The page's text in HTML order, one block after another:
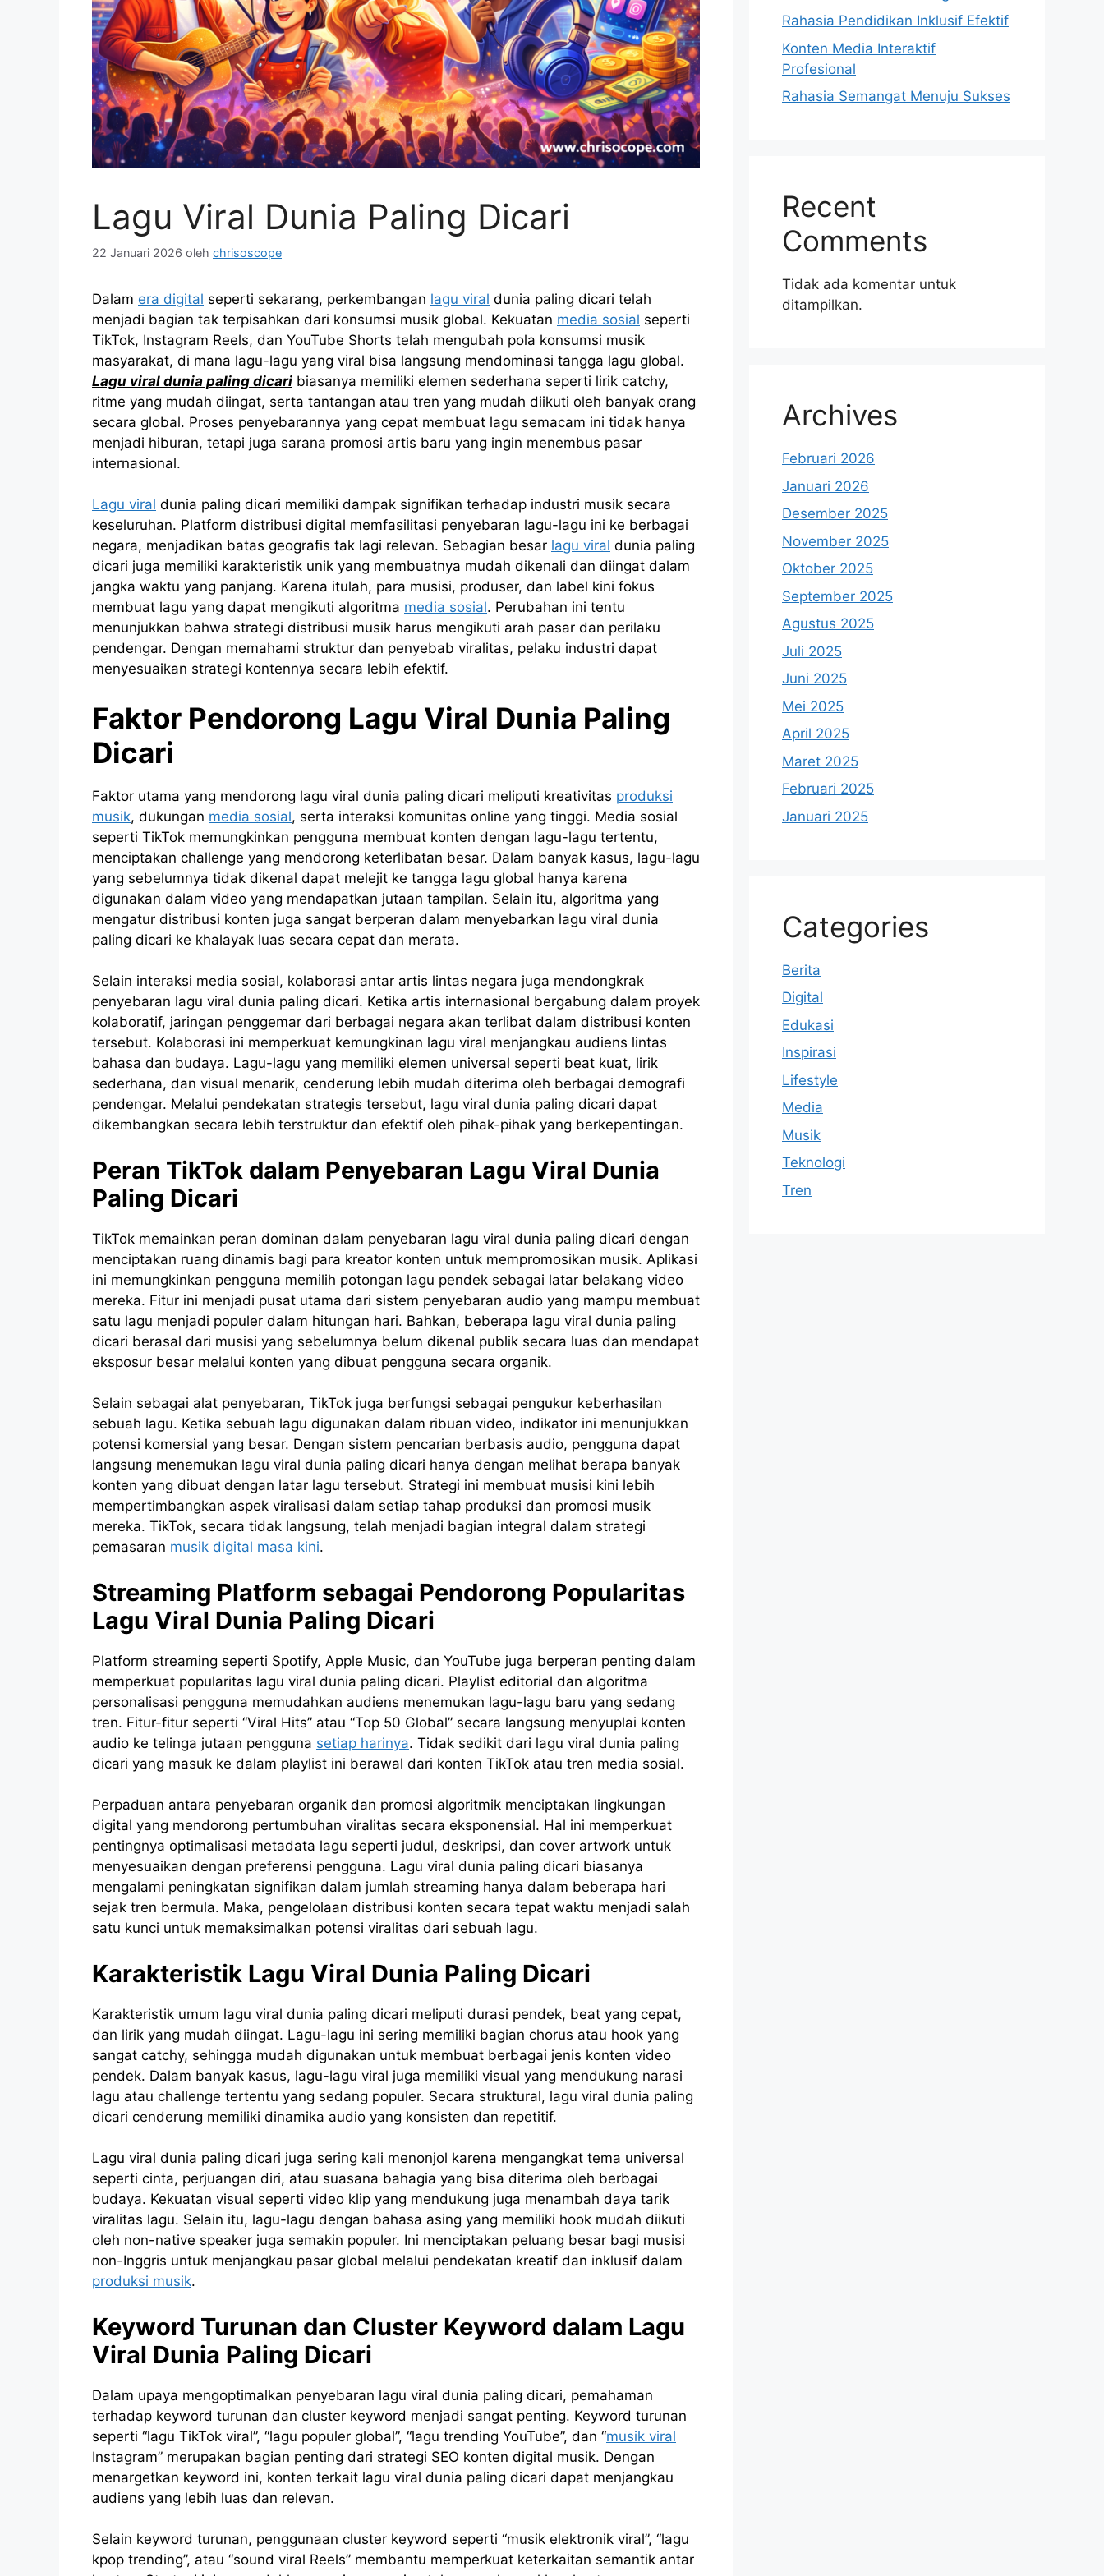
Lagu Viral Dunia Paling Dicari
22 Januari 2026 oleh chrisoscope
Dalam era digital seperti sekarang, perkembangan lagu viral dunia paling dicari telah
menjadi bagian tak terpisahkan dari konsumsi musik global. Kekuatan media sosial seperti
TikTok, Instagram Reels, dan YouTube Shorts telah mengubah pola konsumsi musik
masyarakat, di mana lagu-lagu yang viral bisa langsung mendominasi tangga lagu global.
Lagu viral dunia paling dicari biasanya memiliki elemen sederhana seperti lirik catchy,
ritme yang mudah diingat, serta tantangan atau tren yang mudah diikuti oleh banyak orang
secara global. Proses penyebarannya yang cepat membuat lagu semacam ini tidak hanya
menjadi hiburan, tetapi juga sarana promosi artis baru yang ingin menembus pasar
internasional.
Lagu viral dunia paling dicari memiliki dampak signifikan terhadap industri musik secara
keseluruhan. Platform distribusi digital memfasilitasi penyebaran lagu-lagu ini ke berbagai
negara, menjadikan batas geografis tak lagi relevan. Sebagian besar lagu viral dunia paling
dicari juga memiliki karakteristik unik yang membuatnya mudah dikenali dan diingat dalam
jangka waktu yang panjang. Karena itulah, para musisi, produser, dan label kini fokus
membuat lagu yang dapat mengikuti algoritma media sosial. Perubahan ini tentu
menunjukkan bahwa strategi distribusi musik harus mengikuti arah pasar dan perilaku
pendengar. Dengan memahami struktur dan penyebab viralitas, pelaku industri dapat
menyesuaikan strategi kontennya secara lebih efektif.
Faktor Pendorong Lagu Viral Dunia Paling
Dicari
Faktor utama yang mendorong lagu viral dunia paling dicari meliputi kreativitas produksi
musik, dukungan media sosial, serta interaksi komunitas online yang tinggi. Media sosial
seperti TikTok memungkinkan pengguna membuat konten dengan lagu-lagu tertentu,
menciptakan challenge yang mendorong keterlibatan besar. Dalam banyak kasus, lagu-lagu
yang sebelumnya tidak dikenal dapat melejit ke tangga lagu global hanya karena
digunakan dalam video yang mendapatkan jutaan tampilan. Selain itu, algoritma yang
mengatur distribusi konten juga sangat berperan dalam menyebarkan lagu viral dunia
paling dicari ke khalayak luas secara cepat dan merata.
Selain interaksi media sosial, kolaborasi antar artis lintas negara juga mendongkrak
penyebaran lagu viral dunia paling dicari. Ketika artis internasional bergabung dalam proyek
kolaboratif, jaringan penggemar dari berbagai negara akan terlibat dalam distribusi konten
tersebut. Kolaborasi ini memperkuat kemungkinan lagu viral menjangkau audiens lintas
bahasa dan budaya. Lagu-lagu yang memiliki elemen universal seperti beat kuat, lirik
sederhana, dan visual menarik, cenderung lebih mudah diterima oleh berbagai demografi
pendengar. Melalui pendekatan strategis tersebut, lagu viral dunia paling dicari dapat
dikembangkan secara lebih terstruktur dan efektif oleh pihak-pihak yang berkepentingan.
Peran TikTok dalam Penyebaran Lagu Viral Dunia
Paling Dicari
TikTok memainkan peran dominan dalam penyebaran lagu viral dunia paling dicari dengan
menciptakan ruang dinamis bagi para kreator konten untuk mempromosikan musik. Aplikasi
ini memungkinkan pengguna memilih potongan lagu pendek sebagai latar belakang video
mereka. Fitur ini menjadi pusat utama dari sistem penyebaran audio yang mampu membuat
satu lagu menjadi populer dalam hitungan hari. Bahkan, beberapa lagu viral dunia paling
dicari berasal dari musisi yang sebelumnya belum dikenal publik secara luas dan mendapat
eksposur besar melalui konten yang dibuat pengguna secara organik.
Selain sebagai alat penyebaran, TikTok juga berfungsi sebagai pengukur keberhasilan
sebuah lagu. Ketika sebuah lagu digunakan dalam ribuan video, indikator ini menunjukkan
potensi komersial yang besar. Dengan sistem pencarian berbasis audio, pengguna dapat
langsung menemukan lagu viral dunia paling dicari hanya dengan melihat berapa banyak
konten yang dibuat dengan latar lagu tersebut. Strategi ini membuat musisi kini lebih
mempertimbangkan aspek viralisasi dalam setiap tahap produksi dan promosi musik
mereka. TikTok, secara tidak langsung, telah menjadi bagian integral dalam strategi
pemasaran musik digital masa kini.
Streaming Platform sebagai Pendorong Popularitas
Lagu Viral Dunia Paling Dicari
Platform streaming seperti Spotify, Apple Music, dan YouTube juga berperan penting dalam
memperkuat popularitas lagu viral dunia paling dicari. Playlist editorial dan algoritma
personalisasi pengguna memudahkan audiens menemukan lagu-lagu baru yang sedang
tren. Fitur-fitur seperti “Viral Hits” atau “Top 50 Global” secara langsung menyuplai konten
audio ke telinga jutaan pengguna setiap harinya. Tidak sedikit dari lagu viral dunia paling
dicari yang masuk ke dalam playlist ini berawal dari konten TikTok atau tren media sosial.
Perpaduan antara penyebaran organik dan promosi algoritmik menciptakan lingkungan
digital yang mendorong pertumbuhan viralitas secara eksponensial. Hal ini memperkuat
pentingnya optimalisasi metadata lagu seperti judul, deskripsi, dan cover artwork untuk
menyesuaikan dengan preferensi pengguna. Lagu viral dunia paling dicari biasanya
mengalami peningkatan signifikan dalam jumlah streaming hanya dalam beberapa hari
sejak tren bermula. Maka, pengelolaan distribusi konten secara tepat waktu menjadi salah
satu kunci untuk memaksimalkan potensi viralitas dari sebuah lagu.
Karakteristik Lagu Viral Dunia Paling Dicari
Karakteristik umum lagu viral dunia paling dicari meliputi durasi pendek, beat yang cepat,
dan lirik yang mudah diingat. Lagu-lagu ini sering memiliki bagian chorus atau hook yang
sangat catchy, sehingga mudah digunakan untuk membuat berbagai jenis konten video
pendek. Dalam banyak kasus, lagu-lagu viral juga memiliki visual yang mendukung narasi
lagu atau challenge tertentu yang sedang populer. Secara struktural, lagu viral dunia paling
dicari cenderung memiliki dinamika audio yang konsisten dan repetitif.
Lagu viral dunia paling dicari juga sering kali menonjol karena mengangkat tema universal
seperti cinta, perjuangan diri, atau suasana bahagia yang bisa diterima oleh berbagai
budaya. Kekuatan visual seperti video klip yang mendukung juga menambah daya tarik
viralitas lagu. Selain itu, lagu-lagu dengan bahasa asing yang memiliki hook mudah diikuti
oleh non-native speaker juga semakin populer. Ini menciptakan peluang besar bagi musisi
non-Inggris untuk menjangkau pasar global melalui pendekatan kreatif dan inklusif dalam
produksi musik.
Keyword Turunan dan Cluster Keyword dalam Lagu
Viral Dunia Paling Dicari
Dalam upaya mengoptimalkan penyebaran lagu viral dunia paling dicari, pemahaman
terhadap keyword turunan dan cluster keyword menjadi sangat penting. Keyword turunan
seperti “lagu TikTok viral”, “lagu populer global”, “lagu trending YouTube”, dan “musik viral
Instagram” merupakan bagian penting dari strategi SEO konten digital musik. Dengan
menargetkan keyword ini, konten terkait lagu viral dunia paling dicari dapat menjangkau
audiens yang lebih luas dan relevan.
Selain keyword turunan, penggunaan cluster keyword seperti “musik elektronik viral”, “lagu
kpop trending”, atau “sound viral Reels” membantu memperkuat keterkaitan semantik antar
Rahasia Pendidikan Inklusif Efektif
Konten Media Interaktif
Profesional
Rahasia Semangat Menuju Sukses
Recent
Comments
Tidak ada komentar untuk
ditampilkan.
Archives
Februari 2026
Januari 2026
Desember 2025
November 2025
Oktober 2025
September 2025
Agustus 2025
Juli 2025
Juni 2025
Mei 2025
April 2025
Maret 2025
Februari 2025
Januari 2025
Categories
Berita
Digital
Edukasi
Inspirasi
Lifestyle
Media
Musik
Teknologi
Tren